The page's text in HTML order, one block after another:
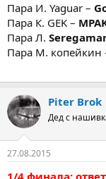
Пара И. Yaguar –
Пара К. GEK –
Пара Л.
Пара М. копейкин
Piter Brok
Дед с
27.08.2015
1/4 финала: